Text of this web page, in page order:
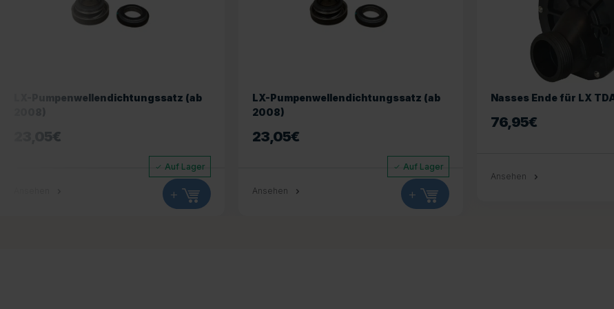
LX-Pumpenwellendichtungssatz (ab
23,05€
Auf Lager
+
LX-Pumpenwellendichtungssatz (ab
2008)
23,05€
Auf Lager
Ansehen +
Nasses Ende für LX
76,95€
Ansehen